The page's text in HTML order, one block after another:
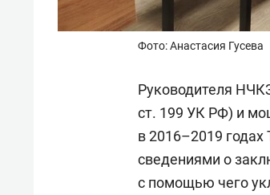
Фото: Анастасия Гусева
Руководителя
ст. 199 УК РФ) и
в 2016–2019
сведениями о
с помощью чего